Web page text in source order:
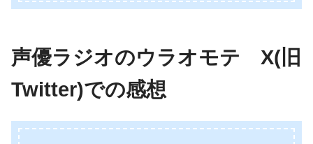
声優ラジオのウラオモテ X(旧
Twitter)での感想